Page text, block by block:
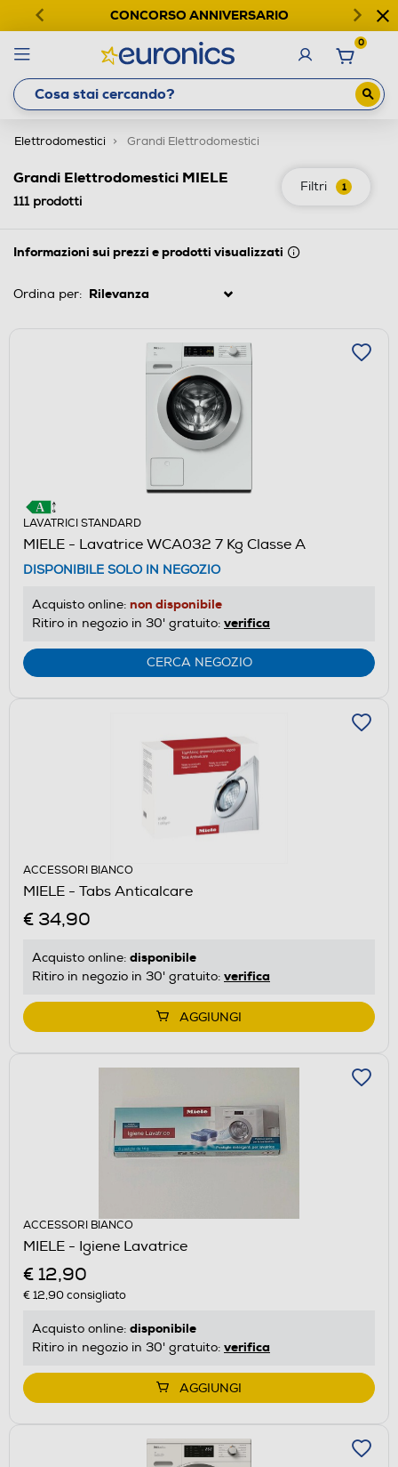
CONCORSO ANNIVERSARIO
0
Elettrodomestici Grandi Elettrodomestici
Filtri 1
Grandi Elettrodomestici MIELE
111prodotti
Informazioni sui prezzi e prodotti visualizzati
Ordina per:
LAVATRICI STANDARD
MIELE - Lavatrice WCA032 7 Kg Classe A
DISPONIBILE SOLO IN NEGOZIO
Acquisto online: non disponibile
Ritiro in negozio in 30' gratuito: verifica
CERCA NEGOZIO
ACCESSORI BIANCO
MIELE - Tabs Anticalcare
€ 34,90
Acquisto online: disponibile
Ritiro in negozio in 30' gratuito: verifica
AGGIUNGI
ACCESSORI BIANCO
MIELE - Igiene Lavatrice
€ 12,90
€ 12,90consigliato
Acquisto online: disponibile
Ritiro in negozio in 30' gratuito: verifica
AGGIUNGI